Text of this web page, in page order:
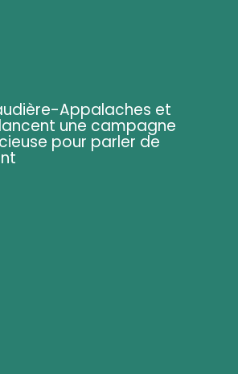
Appalaches et
une campagne
pour parler de